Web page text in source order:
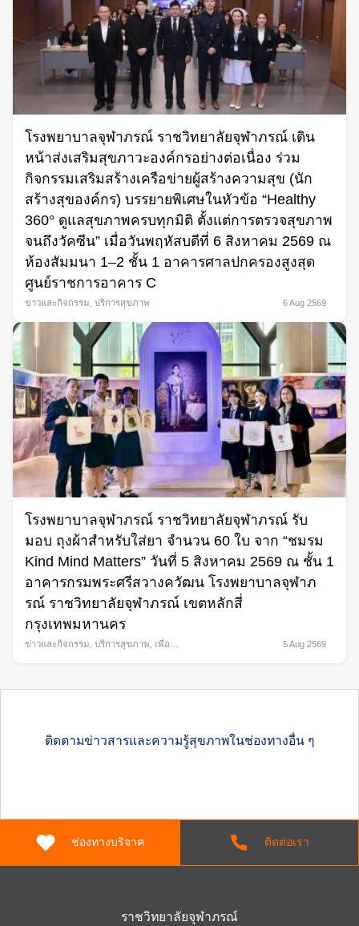
โรงพยาบาลจุฬาภรณ์ ราชวิทยาลัยจุฬาภรณ์ เดิน
หน้าส่งเสริมสุขภาวะองค์กรอย่างต่อเนื่อง ร่วม
กิจกรรมเสริมสร้างเครือข่ายผู้สร้างความสุข (นัก
สร้างสุของค์กร) บรรยายพิเศษในหัวข้อ “Healthy
360° ดูแลสุขภาพครบทุกมิติ ตั้งแต่การตรวจสุขภาพ
จนถึงวัคซีน” เมื่อวันพฤหัสบดีที่ 6 สิงหาคม 2569 ณ
ห้องสัมมนา 1–2 ชั้น 1 อาคารศาลปกครองสูงสุด
ศูนย์ราชการอาคาร C
ข่าวและกิจกรรม บริการสุขภาพ 6 Aug 2569
โรงพยาบาลจุฬาภรณ์ ราชวิทยาลัยจุฬาภรณ์ รับ
มอบ ถุงผ้าสำหรับใส่ยา จำนวน 60 ใบ จาก “ชมรม
Kind Mind Matters” วันที่ 5 สิงหาคม 2569 ณ ชั้น 1
อาคารกรมพระศรีสวางควัฒน โรงพยาบาลจุฬาภ
รณ์ ราชวิทยาลัยจุฬาภรณ์ เขตหลักสี่
กรุงเทพมหานคร
ข่าวและกิจกรรม บริการสุขภาพ
เพื่อ
5 Aug 2569
ติดตามข่าวสารและความรู้สุขภาพในช่องทางอื่น ๆ
ช่องทางบริจาค ติดต่อเรา
ราชวิทยาลัยจุฬาภรณ์